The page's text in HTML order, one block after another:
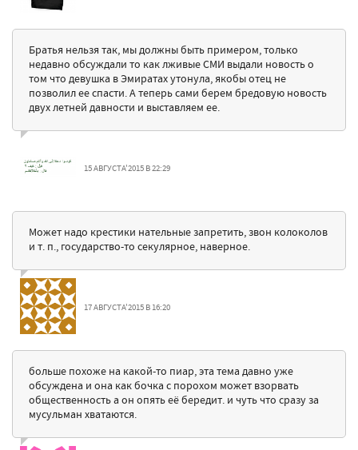
Братья нельзя так, мы должны быть примером, только
недавно обсуждали то как лживые СМИ выдали новость о
том что девушка в Эмиратах утонула, якобы отец не
позволил ее спасти. А теперь сами берем бредовую новость
двух летней давности и выставляем ее.
15 АВГУСТА'2015 В 22:29
Может надо крестики нательные запретить, звон колоколов
и т. п., государство-то секулярное, наверное.
17 АВГУСТА'2015 В 16:20
больше похоже на какой-то пиар, эта тема давно уже
обсуждена и она как бочка с порохом может взорвать
общественность а он опять её бередит. и чуть что сразу за
мусульман хватаются.